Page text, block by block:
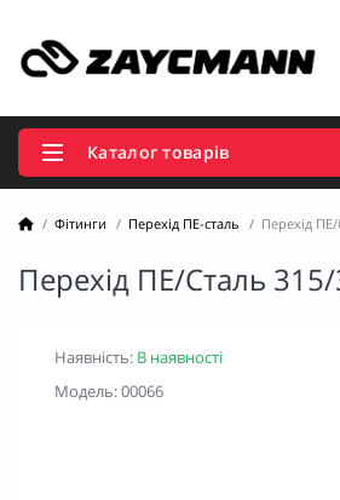
Каталог товарів
Фітинги Перехід ПЕ-сталь Перехід
Перехід ПЕ/Сталь
Наявність: В наявності
Модель: 00066